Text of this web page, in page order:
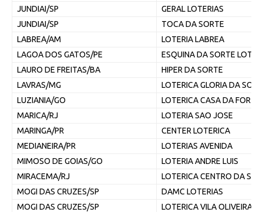
JUNDIAI/SP
GERAL LOTERIAS
JUNDIAI/SP
TOCA DA SORTE
LABREA/AM
LOTERIA LABREA
LAGOA DOS GATOS/PE
ESQUINA DA SORTE
LAURO DE FREITAS/BA
HIPER DA SORTE
LAVRAS/MG
LOTERICA GLORIA DA
LUZIANIA/GO
LOTERICA CASA DA
MARICA/RJ
LOTERIA SAO JOSE
MARINGA/PR
CENTER LOTERICA
MEDIANEIRA/PR
LOTERIAS AVENIDA
MIMOSO DE GOIAS/GO
LOTERIA ANDRE LUIS
MIRACEMA/RJ
LOTERICA CENTRO DA
MOGI DAS CRUZES/SP
DAMC LOTERIAS
MOGI DAS CRUZES/SP
LOTERICA VILA OLIVEIRA